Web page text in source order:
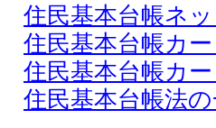
住民基本台帳ネ
住民基本台帳カ
住民基本台帳カ
住民基本台帳法